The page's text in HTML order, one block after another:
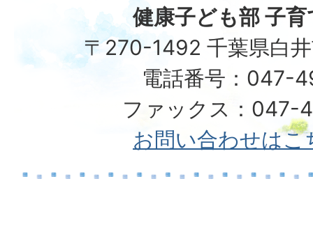
健康子ども部 子
〒270-1492 千葉県白
電話番号：047-
ファックス：047-
お問い合わせはこ